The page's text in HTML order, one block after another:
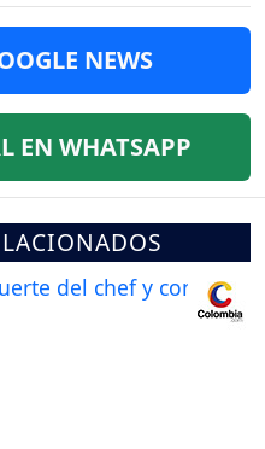
NEWS
EN WHATSAPP